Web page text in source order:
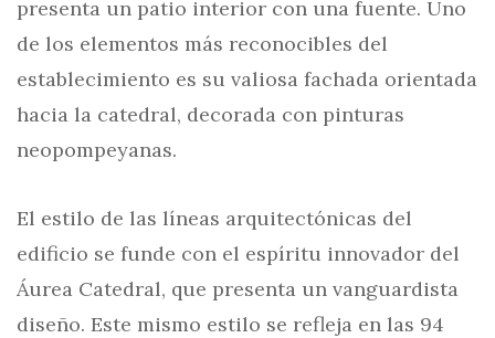
presenta un patio interior con una fuente. Uno
de los elementos más reconocibles del
establecimiento es su valiosa fachada orientada
hacia la catedral, decorada con pinturas
neopompeyanas.
El estilo de las líneas arquitectónicas del
edificio se funde con el espíritu innovador del
Áurea Catedral, que presenta un vanguardista
diseño. Este mismo estilo se refleja en las 94